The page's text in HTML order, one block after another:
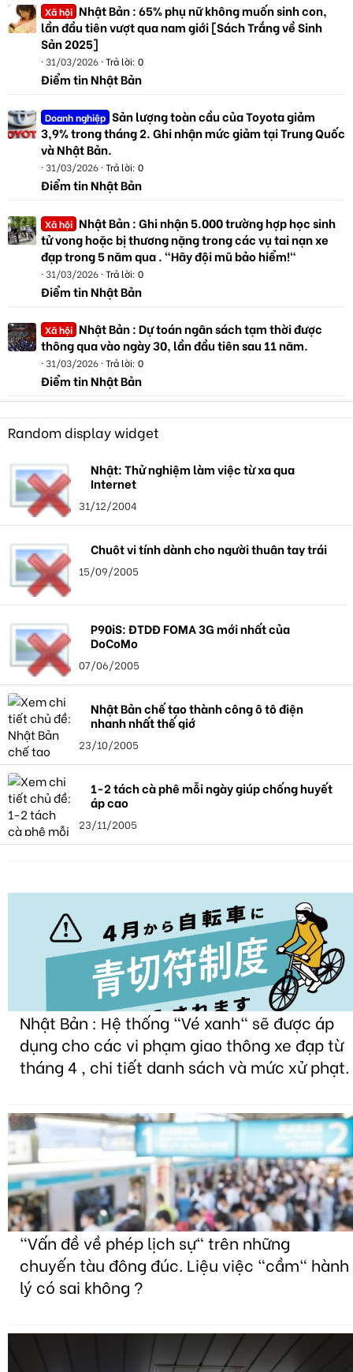
Xã hội Nhật Bản : 65% phụ nữ không muốn sinh con,
lần đầu tiên vượt qua nam giới [Sách Trắng về Sinh
Sản 2025]
31/03/2026 Trả lời: 0
Điểm tin Nhật Bản
Doanh nghiệp Sản lượng toàn cầu của Toyota giảm
3,9% trong tháng 2. Ghi nhận mức giảm tại Trung Quốc
và Nhật Bản.
31/03/2026 Trả lời: 0
Điểm tin Nhật Bản
Xã hội Nhật Bản : Ghi nhận 5.000 trường hợp học sinh
tử vong hoặc bị thương nặng trong các vụ tai nạn xe
đạp trong 5 năm qua . "Hãy đội mũ bảo hiểm!"
31/03/2026 Trả lời: 0
Điểm tin Nhật Bản
Xã hội Nhật Bản : Dự toán ngân sách tạm thời được
thông qua vào ngày 30, lần đầu tiên sau 11 năm.
31/03/2026 Trả lời: 0
Điểm tin Nhật Bản
Random display widget
Nhật: Thử nghiệm làm việc từ xa qua
Internet
31/12/2004
Chuột vi tính dành cho người thuận tay trái
15/09/2005
P90iS: ĐTDĐ FOMA 3G mới nhất của
DoCoMo
07/06/2005
Nhật Bản chế tạo thành công ô tô điện
nhanh nhất thế giớ
23/10/2005
1-2 tách cà phê mỗi ngày giúp chống huyết
áp cao
23/11/2005
Nhật Bản : Hệ thống "Vé xanh" sẽ được áp
dụng cho các vi phạm giao thông xe đạp từ
tháng 4 , chi tiết danh sách và mức xử phạt.
"Vấn đề về phép lịch sự" trên những
chuyến tàu đông đúc. Liệu việc "cầm" hành
lý có sai không ?